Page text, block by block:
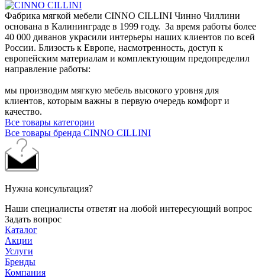
Фабрика мягкой мебели CINNO CILLINI Чинно Чиллини
основана в Калининграде в 1999 году. За время работы более
40 000 диванов украсили интерьеры наших клиентов по всей
России. Близость к Европе, насмотренность, доступ к
европейским материалам и комплектующим предопределил
направление работы:
мы производим мягкую мебель высокого уровня для
клиентов, которым важны в первую очередь комфорт и
качество.
Все товары категории
Все товары бренда CINNO CILLINI
Нужна консультация?
Наши специалисты ответят на любой интересующий вопрос
Задать вопрос
Каталог
Акции
Услуги
Бренды
Компания